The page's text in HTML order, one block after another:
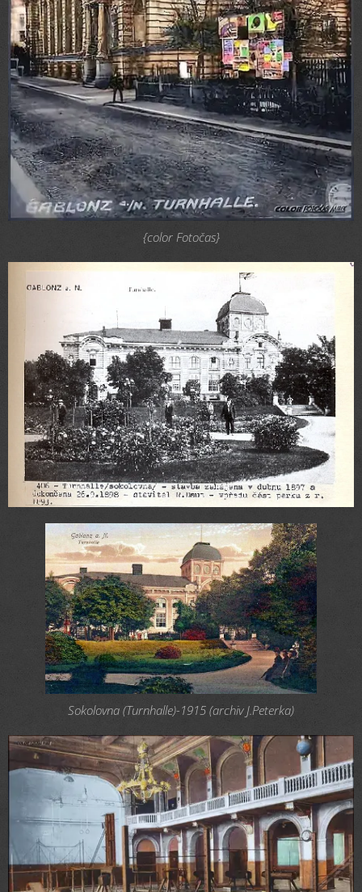
{color Fotočas}
Sokolovna (Turnhalle)-1915 (archiv J.Peterka)